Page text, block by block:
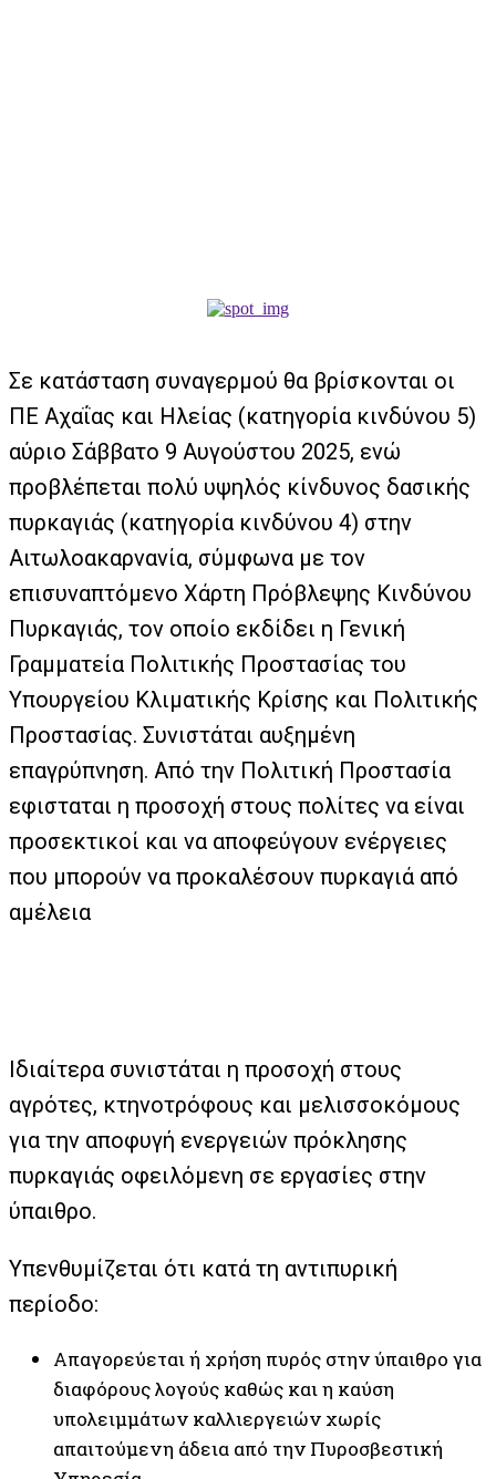
Σε κατάσταση συναγερμού θα βρίσκονται οι
ΠΕ Αχαΐας και Ηλείας (κατηγορία κινδύνου 5)
αύριο Σάββατο 9 Αυγούστου 2025, ενώ
προβλέπεται πολύ υψηλός κίνδυνος δασικής
πυρκαγιάς (κατηγορία κινδύνου 4) στην
Αιτωλοακαρνανία, σύμφωνα με τον
επισυναπτόμενο Χάρτη Πρόβλεψης Κινδύνου
Πυρκαγιάς, τον οποίο εκδίδει η Γενική
Γραμματεία Πολιτικής Προστασίας του
Υπουργείου Κλιματικής Κρίσης και Πολιτικής
Προστασίας. Συνιστάται αυξημένη
επαγρύπνηση. Από την Πολιτική Προστασία
εφισταται η προσοχή στους πολίτες να είναι
προσεκτικοί και να αποφεύγουν ενέργειες
που μπορούν να προκαλέσουν πυρκαγιά από
αμέλεια
Ιδιαίτερα συνιστάται η προσοχή στους
αγρότες, κτηνοτρόφους και μελισσοκόμους
για την αποφυγή ενεργειών πρόκλησης
πυρκαγιάς οφειλόμενη σε εργασίες στην
ύπαιθρο.
Υπενθυμίζεται ότι κατά τη αντιπυρική
περίοδο:
Απαγορεύεται ή χρήση πυρός στην ύπαιθρο για
διαφόρους λογούς καθώς και η καύση
υπολειμμάτων καλλιεργειών χωρίς
απαιτούμενη άδεια από την Πυροσβεστική